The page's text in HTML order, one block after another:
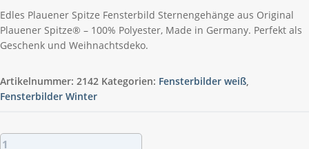
Edles Plauener Spitze Fensterbild Sternengehänge aus Original
Plauener Spitze® – 100% Polyester, Made in Germany. Perfekt als
Geschenk und Weihnachtsdeko.
Artikelnummer: 2142 Kategorien: Fensterbilder weiß,
Fensterbilder Winter
Plauener